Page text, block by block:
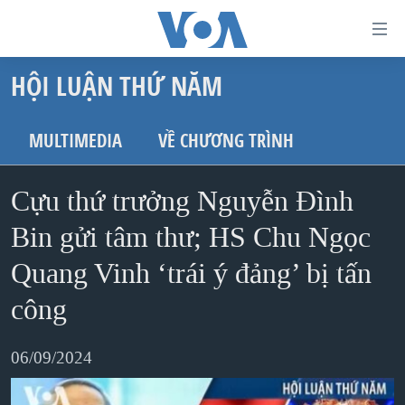
dẫn
truy
cập
dung
chính
Tới
điều
hướng
chính
Đi
TRANG CHỦ
VIỆT NAM
HOA KỲ
BIỂN ĐÔNG
THẾ GIỚI
BLOG
DIỄN ĐÀN
MỤC
TỰ DO BÁO CHÍ
VẠCH TRẦN TIN GIẢ
CHUYÊN ĐỀ
CHIẾN TRANH THƯƠNG MẠI CỦA MỸ: QUÁ KHỨ VÀ HIỆN
HỌC TIẾNG ANH
HỘI LUẬN THỨ NĂM
MULTIMEDIA VỀ CHƯƠNG TRÌNH
Cựu thứ trưởng Nguyễn Đình
Bin gửi tâm thư; HS Chu Ngọc
Quang Vinh ‘trái ý đảng’ bị tấn
công
06/09/2024